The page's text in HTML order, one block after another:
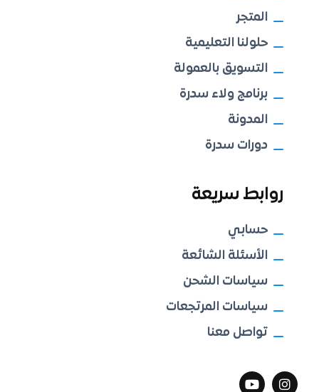
المتجر
حلولنا التعليمية
التسويق بالعمولة
برنامج ولاء سدرة
المدونة
دورات سدرة
روابط سريعة
حسابي
الأسئلة الشائعة
سياسات الشحن
سياسات المرتجعات
تواصل معنا